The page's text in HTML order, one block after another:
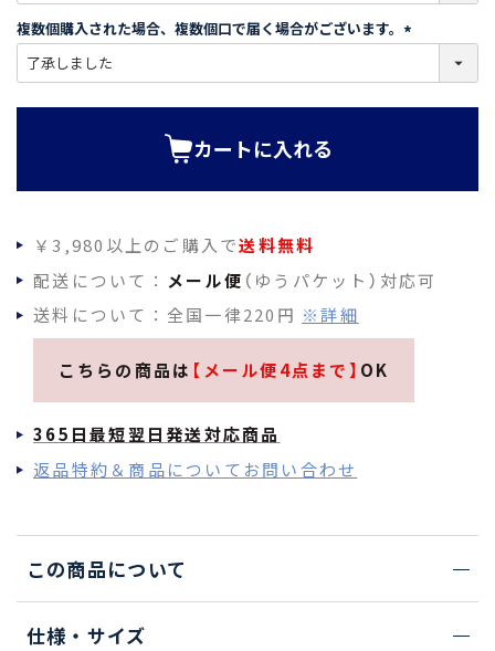
)
複数個購入された場合、複数個口で届く場合がございます。
必
カートに入れる
￥3,980以上のご購入で送料無料
配送について： メール便 （ゆうパケット）対応可
送料について：全国一律220円 ※詳細
こちらの商品は 【メール便4点まで】 OK
365日最短翌日発送対応商品
返品特約＆商品についてお問い合わせ
この商品について
仕様・サイズ